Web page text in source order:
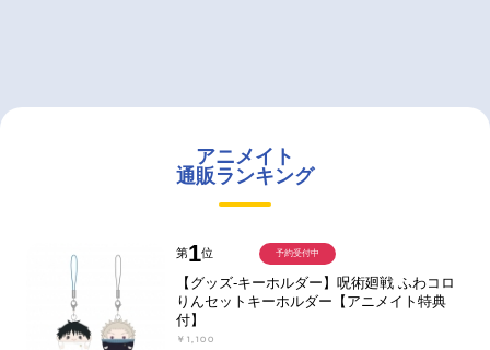
アニメイト
通販ランキング
第1位
【グッズ-キーホルダー】呪術廻戦 ふわコロ
りんセットキーホルダー【アニメイト特典
付】
￥1,100
予約受付中